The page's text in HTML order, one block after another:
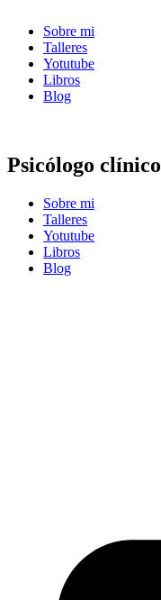
Sobre mi
Talleres
Yotutube
Libros
Blog
Psicólogo clínico
Sobre mi
Talleres
Yotutube
Libros
Blog